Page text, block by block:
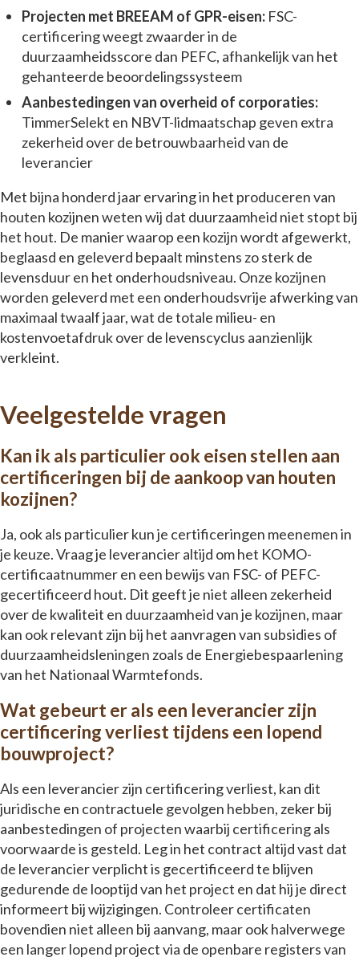
Projecten met BREEAM of GPR-eisen: FSC-
certificering weegt zwaarder in de
duurzaamheidsscore dan PEFC, afhankelijk van het
gehanteerde beoordelingssysteem
Aanbestedingen van overheid of corporaties:
TimmerSelekt en NBVT-lidmaatschap geven extra
zekerheid over de betrouwbaarheid van de
leverancier
Met bijna honderd jaar ervaring in het produceren van
houten kozijnen weten wij dat duurzaamheid niet stopt bij
het hout. De manier waarop een kozijn wordt afgewerkt,
beglaasd en geleverd bepaalt minstens zo sterk de
levensduur en het onderhoudsniveau. Onze kozijnen
worden geleverd met een onderhoudsvrije afwerking van
maximaal twaalf jaar, wat de totale milieu- en
kostenvoetafdruk over de levenscyclus aanzienlijk
verkleint.
Veelgestelde vragen
Kan ik als particulier ook eisen stellen aan
certificeringen bij de aankoop van houten
kozijnen?
Ja, ook als particulier kun je certificeringen meenemen in
je keuze. Vraag je leverancier altijd om het KOMO-
certificaatnummer en een bewijs van FSC- of PEFC-
gecertificeerd hout. Dit geeft je niet alleen zekerheid
over de kwaliteit en duurzaamheid van je kozijnen, maar
kan ook relevant zijn bij het aanvragen van subsidies of
duurzaamheidsleningen zoals de Energiebespaarlening
van het Nationaal Warmtefonds.
Wat gebeurt er als een leverancier zijn
certificering verliest tijdens een lopend
bouwproject?
Als een leverancier zijn certificering verliest, kan dit
juridische en contractuele gevolgen hebben, zeker bij
aanbestedingen of projecten waarbij certificering als
voorwaarde is gesteld. Leg in het contract altijd vast dat
de leverancier verplicht is gecertificeerd te blijven
gedurende de looptijd van het project en dat hij je direct
informeert bij wijzigingen. Controleer certificaten
bovendien niet alleen bij aanvang, maar ook halverwege
een langer lopend project via de openbare registers van